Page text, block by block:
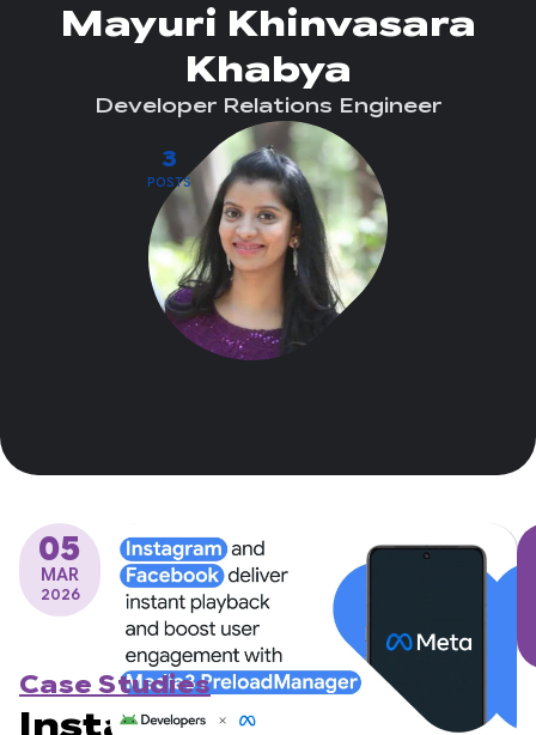
3
POSTS
Mayuri Khinvasara
Khabya
Developer Relations Engineer
05
MAR
2026
Case Studies
Instagram e Facebook